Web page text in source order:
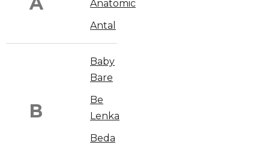
Anatomic
Antal
B
Baby
Bare
Be
Lenka
Beda